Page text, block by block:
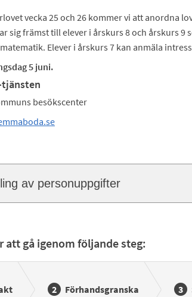
vecka 25 och 26 kommer vi att anordna
sig främst till elever i årskurs 8 och årskurs 9
Elever i årskurs 7 kan anmäla
5 juni.
tjänsten
besökscenter
av personuppgifter
att gå igenom följande steg:
Förhandsgranska